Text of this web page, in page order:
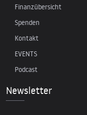
Finanzübersicht
Spenden
Kontakt
EVENTS
Podcast
Newsletter